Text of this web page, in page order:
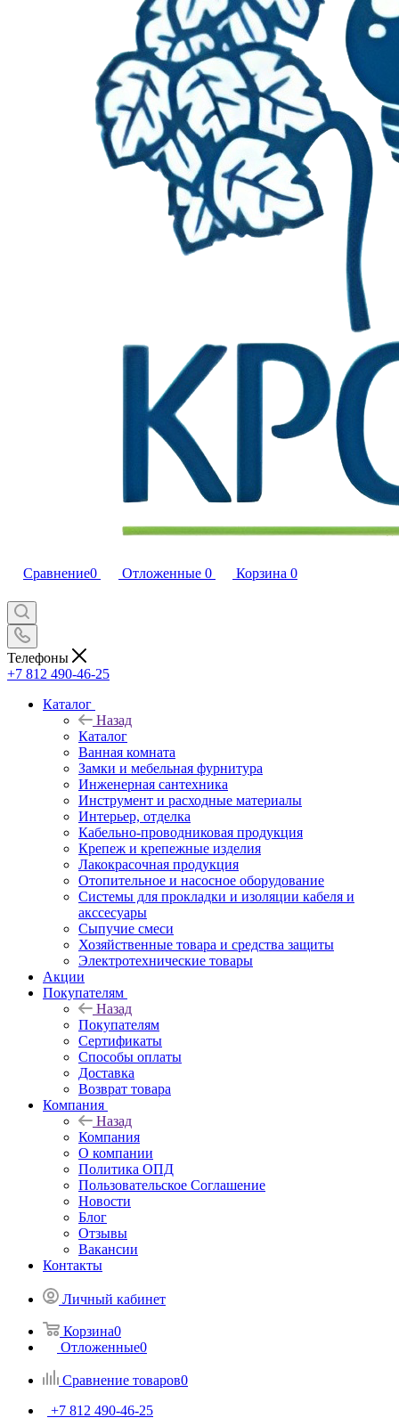
Сравнение0 Отложенные 0 Корзина 0
Телефоны
+7 812 490-46-25
Каталог
Назад
Каталог
Ванная комната
Замки и мебельная фурнитура
Инженерная сантехника
Инструмент и расходные материалы
Интерьер, отделка
Кабельно-проводниковая продукция
Крепеж и крепежные изделия
Лакокрасочная продукция
Отопительное и насосное оборудование
Системы для прокладки и изоляции кабеля и
акссесуары
Сыпучие смеси
Хозяйственные товара и средства защиты
Электротехнические товары
Акции
Покупателям
Назад
Покупателям
Сертификаты
Способы оплаты
Доставка
Возврат товара
Компания
Назад
Компания
О компании
Политика ОПД
Пользовательское Соглашение
Новости
Блог
Отзывы
Вакансии
Контакты
Личный кабинет
Корзина0
Отложенные0
Сравнение товаров0
+7 812 490-46-25